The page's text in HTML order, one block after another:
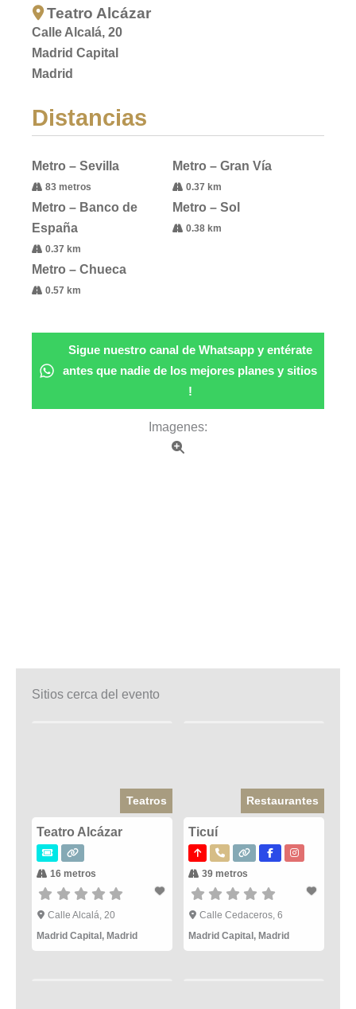
Teatro Alcázar
Calle Alcalá, 20
Madrid Capital
Madrid
Distancias
Metro – Sevilla
83 metros
Metro – Gran Vía
0.37 km
Metro – Banco de
España
0.37 km
Metro – Sol
0.38 km
Metro – Chueca
0.57 km
Sigue nuestro canal de Whatsapp y entérate
antes que nadie de los mejores planes y sitios
!
Imagenes:
Sitios cerca del evento
Teatros
Teatro Alcázar
16 metros
Calle Alcalá, 20
Madrid Capital, Madrid
Restaurantes
Ticuí
39 metros
Calle Cedaceros, 6
Madrid Capital,Madrid